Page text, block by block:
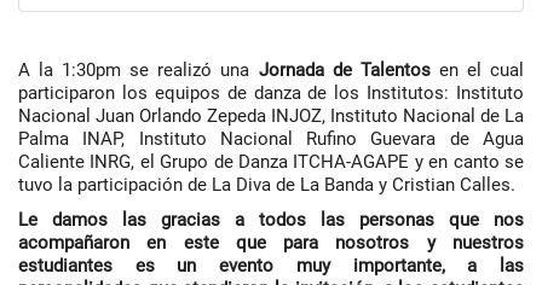
A la 1:30pm se realizó una Jornada de Talentosen el cual
participaron los equipos de danza de los Institutos: Instituto
Nacional Juan Orlando Zepeda INJOZ, Instituto Nacional de La
Palma INAP, Instituto Nacional Rufino Guevara de Agua
Caliente INRG, el Grupo de Danza ITCHA-AGAPE y en canto se
tuvo la participación de La Diva de La Banda y Cristian Calles.
Le damos las gracias a todos las personas que nos
acompañaron en este que para nosotros y nuestros
estudiantes es un evento muy importante, a las